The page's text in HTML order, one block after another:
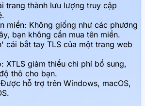
trang thành lưu lượng truy cập
miền: Không giống như các phương
bạn không cần mua tên miền.
cái bắt tay TLS của một trang web
XTLS giảm thiểu chi phí bổ sung,
thô cho bạn.
hỗ trợ trên Windows, macOS,